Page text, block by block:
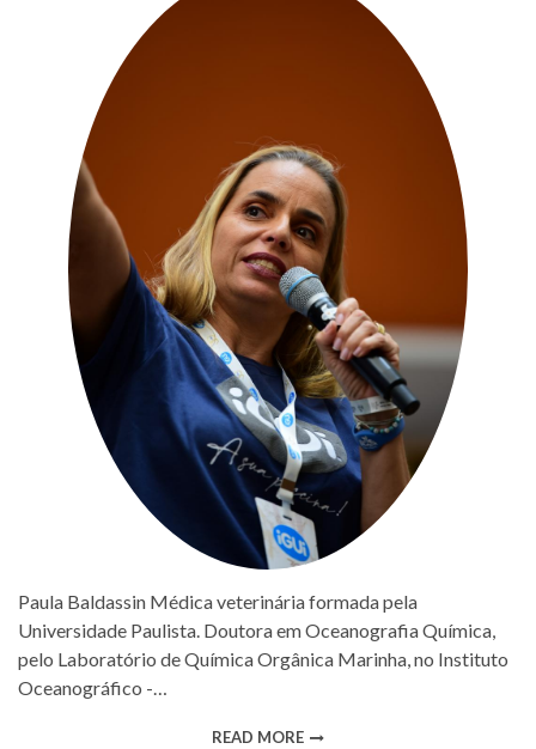
Paula Baldassin Médica veterinária formada pela
Universidade Paulista. Doutora em Oceanografia Química,
pelo Laboratório de Química Orgânica Marinha, no Instituto
Oceanográfico -…
READ MORE